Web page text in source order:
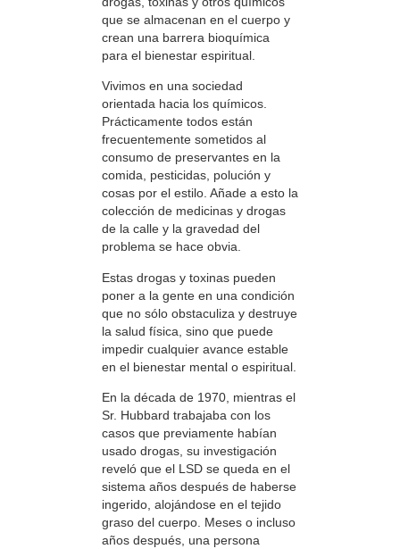
que se almacenan en el cuerpo y
crean una barrera bioquímica
para el bienestar espiritual.
Vivimos en una sociedad
orientada hacia los químicos.
Prácticamente todos están
frecuentemente sometidos al
consumo de preservantes en la
comida, pesticidas, polución y
cosas por el estilo. Añade a esto la
colección de medicinas y drogas
de la calle y la gravedad del
problema se hace obvia.
Estas drogas y toxinas pueden
poner a la gente en una condición
que no sólo obstaculiza y destruye
la salud física, sino que puede
impedir cualquier avance estable
en el bienestar mental o espiritual.
En la década de 1970, mientras el
Sr. Hubbard trabajaba con los
casos que previamente habían
usado drogas, su investigación
reveló que el LSD se queda en el
sistema años después de haberse
ingerido, alojándose en el tejido
graso del cuerpo. Meses o incluso
años después, una persona